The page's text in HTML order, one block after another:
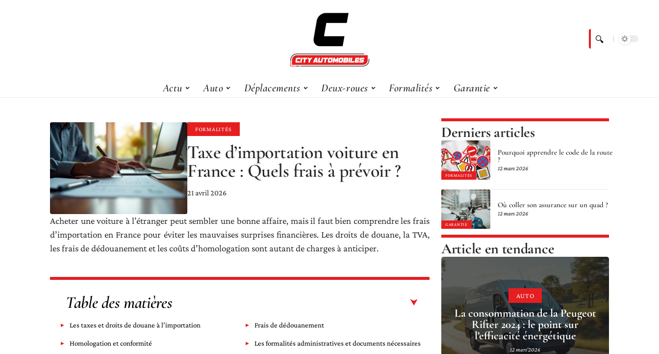
Actu Auto Déplacements Deux-roues Formalités Garantie
FORMALITÉS
Taxe d’importation voiture en
France : Quels frais à prévoir ?
21 avril 2026
Acheter une voiture à l’étranger peut sembler une bonne affaire, mais il faut bien comprendre les frais
d’importation en France pour éviter les mauvaises surprises financières. Les droits de douane, la TVA,
les frais de dédouanement et les coûts d’homologation sont autant de charges à anticiper.
Table des matières
Les taxes et droits de douane à l’importation Frais de dédouanement
Homologation et conformité Les formalités administratives et documents nécessaires
Derniers articles
FORMALITÉS
Pourquoi apprendre le code de la route
?
12 mars 2026
GARANTIE
Où coller son assurance sur un quad ?
12 mars 2026
Article en tendance
AUTO
La consommation de la Peugeot
Rifter 2024 : le point sur
l’efficacité énergétique
12 mars 2026